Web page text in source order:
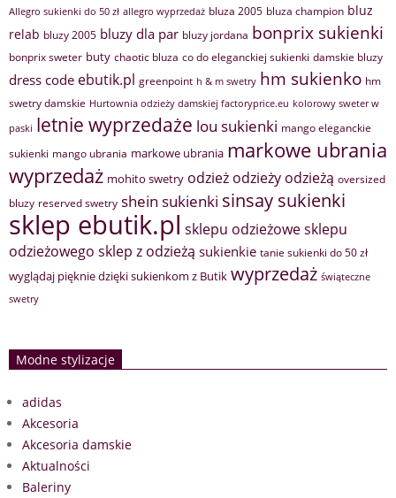
Allegro sukienki do 50 zł allegro wyprzedaż bluza 2005 bluza champion bluz
relab bluzy 2005 bluzy dla par bluzy jordana bonprix sukienki
bonprix sweter buty chaotic bluza co do eleganckiej sukienki damskie bluzy
dress code ebutik.pl greenpoint h & m swetry hm sukienko hm
swetry damskie Hurtownia odzieży damskiej factoryprice.eu kolorowy sweter w
paski letnie wyprzedaże lou sukienki mango eleganckie
sukienki mango ubrania markowe ubrania markowe ubrania
wyprzedaż mohito swetry odzież odzieży odzieżą oversized
bluzy reserved swetry shein sukienki sinsay sukienki
sklep ebutik.pl sklepu odzieżowesklepu
odzieżowego sklep z odzieżą sukienkie tanie sukienki do 50 zł
wyglądaj pięknie dzięki sukienkom z Butik wyprzedaż świąteczne
swetry
Modne stylizacje
adidas
Akcesoria
Akcesoria damskie
Aktualności
Baleriny